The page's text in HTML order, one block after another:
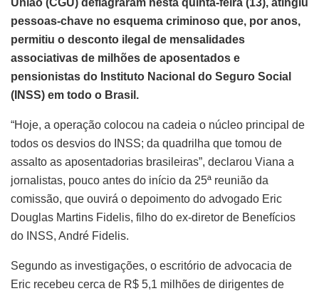
pessoas-chave no esquema criminoso que, por anos,
permitiu o desconto ilegal de mensalidades
associativas de milhões de aposentados e
pensionistas do Instituto Nacional do Seguro Social
(INSS) em todo o Brasil.
“Hoje, a operação colocou na cadeia o núcleo principal de
todos os desvios do INSS; da quadrilha que tomou de
assalto as aposentadorias brasileiras”, declarou Viana a
jornalistas, pouco antes do início da 25ª reunião da
comissão, que ouvirá o depoimento do advogado Eric
Douglas Martins Fidelis, filho do ex-diretor de Benefícios
do INSS, André Fidelis.
Segundo as investigações, o escritório de advocacia de
Eric recebeu cerca de R$ 5,1 milhões de dirigentes de